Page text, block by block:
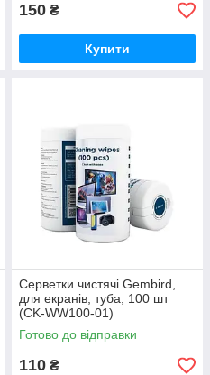
150 ₴
Купити
Серветки чистячі Gembird,
для екранів, туба, 100 шт
(CK-WW100-01)
Готово до відправки
110 ₴